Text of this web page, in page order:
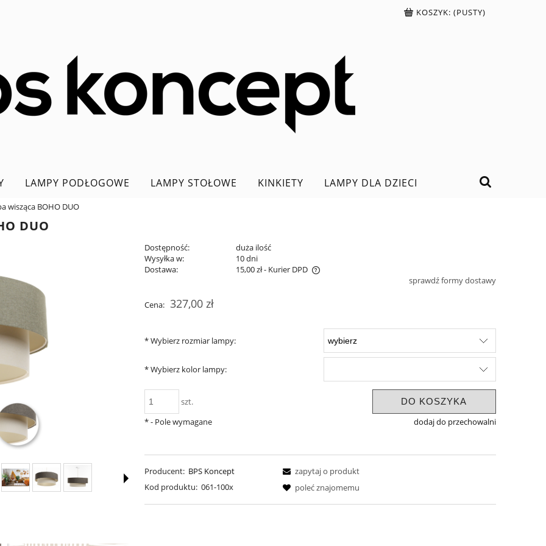
KOSZYK: (PUSTY)
LAMPY PODŁOGOWE LAMPY STOŁOWE KINKIETY LAMPY DLA DZIECI
wisząca BOHO DUO
DUO
Dostępność:
duża ilość
Wysyłka w:
10 dni
Dostawa:
15,00 zł- Kurier DPD
płatności
sprawdź formy dostawy
Cena: 327,00 zł
*Wybierz rozmiar lampy:
*Wybierz kolor lampy:
szt. DO KOSZYKA
dodaj do przechowalni
*- Pole wymagane
Producent: BPS Koncept
Kod produktu: 061-100x
zapytaj o produkt
poleć znajomemu